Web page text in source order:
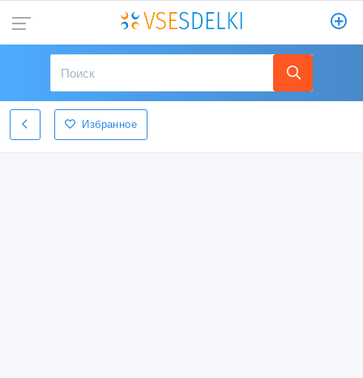
Избранное